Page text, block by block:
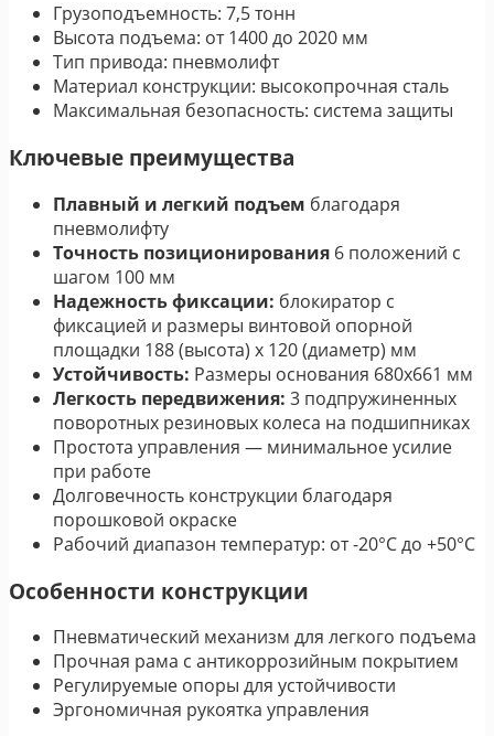
Грузоподъемность: 7,5 тонн
Высота подъема: от 1400 до 2020 мм
Тип привода: пневмолифт
Материал конструкции: высокопрочная сталь
Максимальная безопасность: система защиты
Ключевые преимущества
Плавный и легкий подъем благодаря
пневмолифту
Точность позиционирования 6 положений с
шагом 100 мм
Надежность фиксации: блокиратор с
фиксацией и размеры винтовой опорной
площадки 188 (высота) х 120 (диаметр) мм
Устойчивость: Размеры основания 680х661 мм
Легкость передвижения: 3 подпружиненных
поворотных резиновых колеса на подшипниках
Простота управления — минимальное усилие
при работе
Долговечность конструкции благодаря
порошковой окраске
Рабочий диапазон температур: от -20°C до +50°C
Особенности конструкции
Пневматический механизм для легкого подъема
Прочная рама с антикоррозийным покрытием
Регулируемые опоры для устойчивости
Эргономичная рукоятка управления